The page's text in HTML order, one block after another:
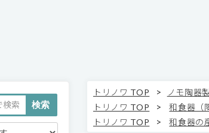
トリノワ TOP >
ノモ陶器
トリノワ TOP
> 和食器（
トリノワ TOP
> 和食器の